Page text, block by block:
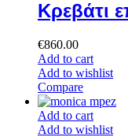
Κρεβάτι
€860.00
Add to cart
Add to wishlist
Compare
Add to cart
Add to wishlist